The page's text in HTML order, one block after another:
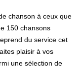
chanson à ceux que
150 chansons
du service cet
faites plaisir à vos
une sélection de